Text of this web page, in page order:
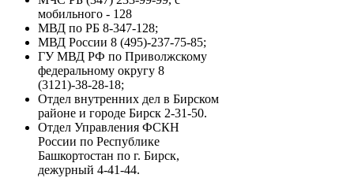
мобильного - 128
МВД по РБ 8-347-128;
МВД России 8 (495)-237-75-85;
ГУ МВД РФ по Приволжскому
федеральному округу 8
(3121)-38-28-18;
Отдел внутренних дел в Бирском
районе и городе Бирск 2-31-50.
Отдел Управления ФСКН
России по Республике
Башкортостан по г. Бирск,
дежурный 4-41-44.